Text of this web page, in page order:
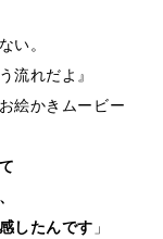
い。
流れだよ』
絵かきムービー
したんです 」